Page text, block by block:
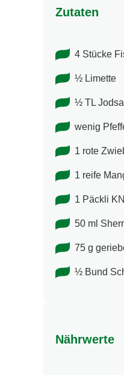
Zutaten
4 Stücke
½ Limette
½ TL
wenig
1 rote
1 reife
1 Päckli
50 ml
75 g
½ Bund
Nährwerte